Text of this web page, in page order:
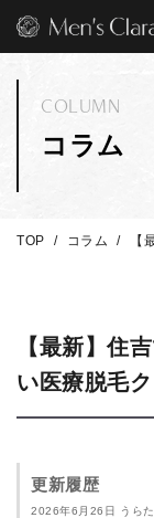
コラム
COLUMN
TOP コラム 【
【最新】住
い医療脱毛
更新履歴
2026年6月26日 うら